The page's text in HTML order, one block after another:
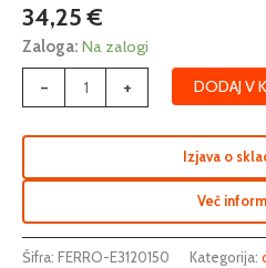
34,25€
Zaloga: Na zalogi
-
150
količina
+ DODAJ V
Izjava o
Več
Šifra: FERRO-E3120150 Kategorija: